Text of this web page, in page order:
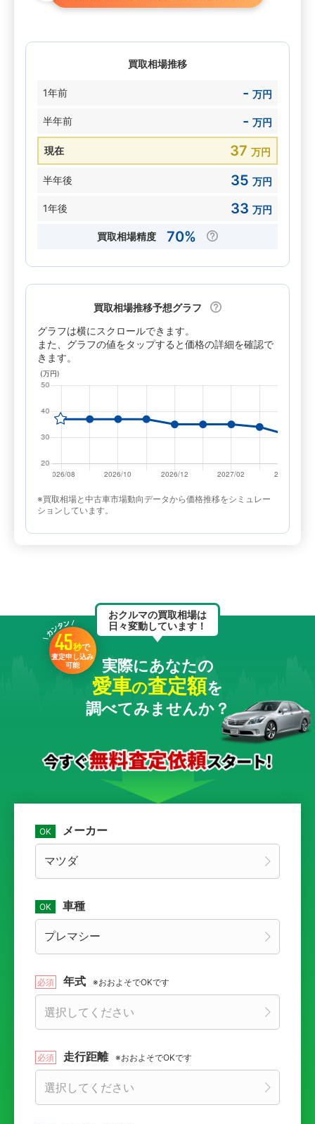
買取相場推移
1年前 - 万円
半年前 - 万円
現在 37 万円
半年後 35 万円
1年後 33 万円
買取相場精度 70%
買取相場推移予想グラフ
グラフは横にスクロールできます。
また、グラフの値をタップすると価格の詳細を確認で
きます。
※買取相場と中古車市場動向データから価格推移をシミュレー
ションしています。
おクルマの買取相場は
日々変動しています！
45秒で
査定申し込み
可能
実際にあなたの
愛車の査定額を
調べてみませんか？
メーカー
車種
年式 ※おおよそでOKです
走行距離 ※おおよそでOKです